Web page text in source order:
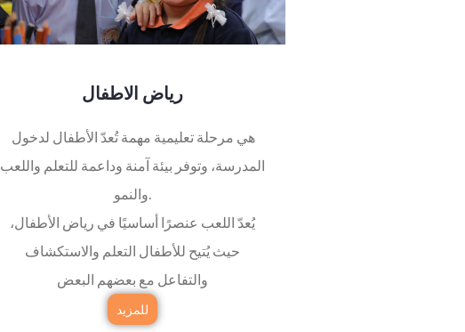
رياض الاطفال
المدرسة، وتوفر بيئة آمنة وداعمة للتعلم واللعب
يُعدّ اللعب عنصرًا أساسيًا في رياض الأطفال،
حيث يُتيح للأطفال التعلم والاستكشاف
والتفاعل مع بعضهم البعض
للمزيد